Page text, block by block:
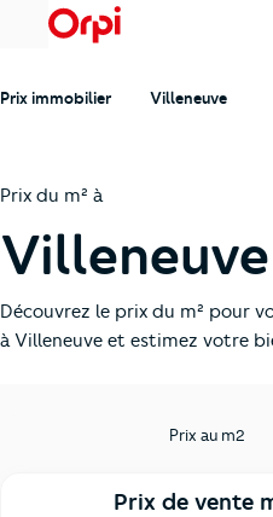
menu
Prix immobilier Villeneuve
Prix du m² à
Découvrez le prix du m² pour
à Villeneuve et estimez votre
Prix au m2
Prix de vente